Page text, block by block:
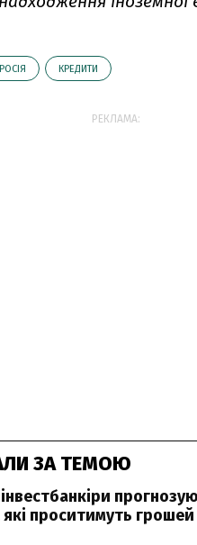
РОСІЯ КРЕДИТИ
РЕКЛАМА:
ЗА ТЕМОЮ
інвестбанкіри
які проситимуть